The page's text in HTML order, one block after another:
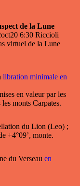
de la Lune
6:30 Riccioli
virtuel de la Lune
libration minimale en
en valeur par les
monts Carpates.
du Lion (Leo) ;
+4°09’, monte.
du Verseau en